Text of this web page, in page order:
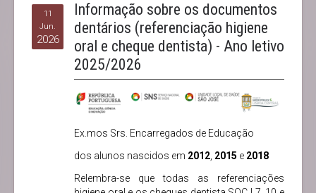
11
Jun.
2026
Informação sobre os documentos
dentários (referenciação higiene
oral e cheque dentista) - Ano letivo
2025/2026
Ex.mos Srs. Encarregados de Educação
dos alunos nascidos em 2012 2015 e 2018
Relembra-se que todas as referenciações